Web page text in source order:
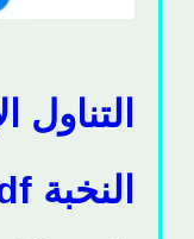
التناول
النخبة pdf